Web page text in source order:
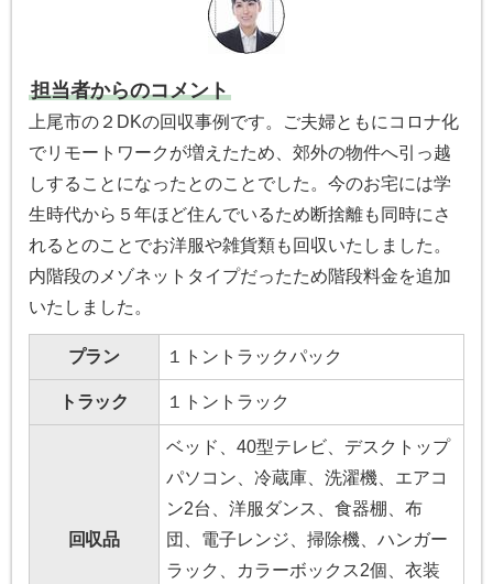
担当者からのコメント
上尾市の２DKの回収事例です。ご夫婦ともにコロナ化
でリモートワークが増えたため、郊外の物件へ引っ越
しすることになったとのことでした。今のお宅には学
生時代から５年ほど住んでいるため断捨離も同時にさ
れるとのことでお洋服や雑貨類も回収いたしました。
内階段のメゾネットタイプだったため階段料金を追加
いたしました。
プラン １トントラックパック
トラック １トントラック
回収品
ベッド、40型テレビ、デスクトップ
パソコン、冷蔵庫、洗濯機、エアコ
ン2台、洋服ダンス、食器棚、布
団、電子レンジ、掃除機、ハンガー
ラック、カラーボックス2個、衣装